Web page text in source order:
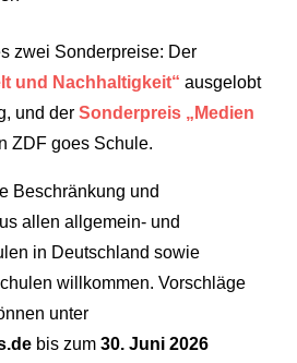
zwei Sonderpreise: Der
und Nachhaltigkeit“ ausgelobt
und der Sonderpreis „Medien
ZDF goes Schule.
Beschränkung und
allen allgemein- und
in Deutschland sowie
willkommen. Vorschläge
unter
bis zum 30. Juni 2026